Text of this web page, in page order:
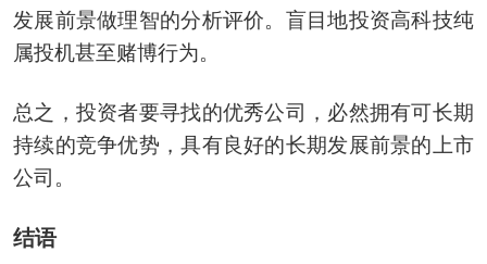
发展前景做理智的分析评价。盲目地投资高科技纯
属投机甚至赌博行为。
总之，投资者要寻找的优秀公司，必然拥有可长期
持续的竞争优势，具有良好的长期发展前景的上市
公司。
结语